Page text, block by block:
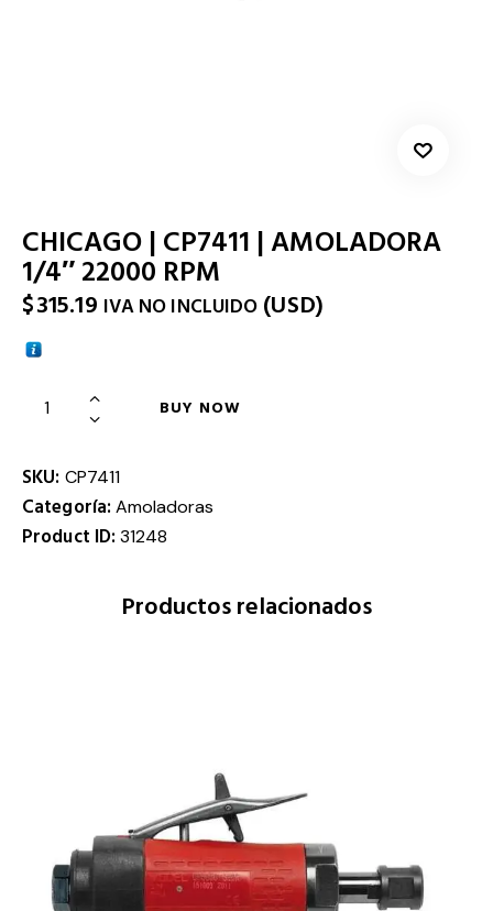
CHICAGO | CP7411 | AMOLADORA
1/4″ 22000 RPM
$315.19 IVA NO INCLUIDO (USD)
BUY NOW
SKU: CP7411
Categoría:Amoladoras
Product ID:31248
Productos relacionados